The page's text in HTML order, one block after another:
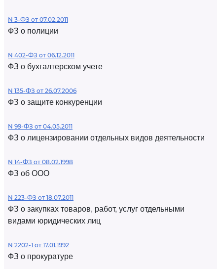
N 3-ФЗ от 07.02.2011
ФЗ о полиции
N 402-ФЗ от 06.12.2011
ФЗ о бухгалтерском учете
N 135-ФЗ от 26.07.2006
ФЗ о защите конкуренции
N 99-ФЗ от 04.05.2011
ФЗ о лицензировании отдельных видов деятельности
N 14-ФЗ от 08.02.1998
ФЗ об ООО
N 223-ФЗ от 18.07.2011
ФЗ о закупках товаров, работ, услуг отдельными
видами юридических лиц
N 2202-1 от 17.01.1992
ФЗ о прокуратуре